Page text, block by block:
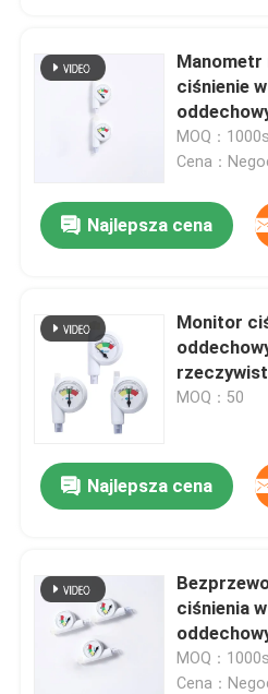
ciśnienie
22cmH2O
MOQ：
Cena：
Najlepsza cena
Monitor
manometr
MOQ：50
Najlepsza cena
ciśnienia
Manometr
MOQ：
Cena：